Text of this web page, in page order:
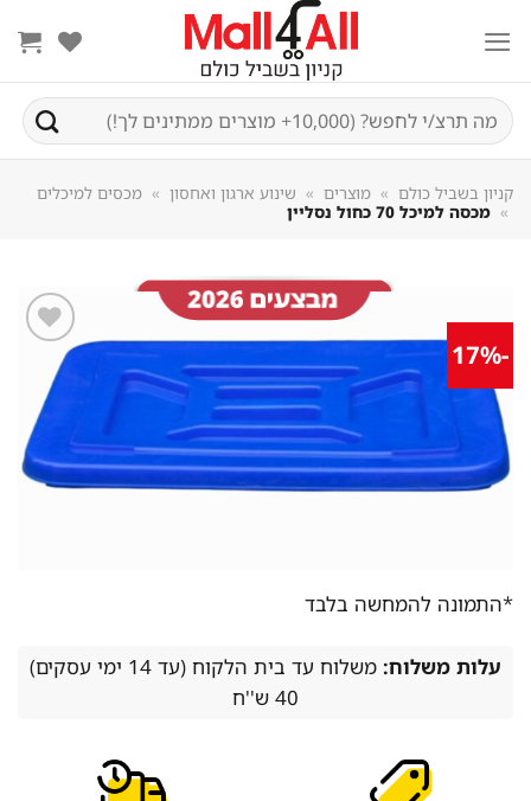
חיפוש
עבור:
קניון בשביל כולם » מוצרים » שינוע ארגון ואחסון » מכסים למיכלים
מכסה למיכל 70 כחול נסליין
שמור
מוצר
במועדפים
*התמונה להמחשה בלבד
עלות משלוח:
משלוח עד בית הלקוח (עד 14 ימי עסקים)
40 ש''ח